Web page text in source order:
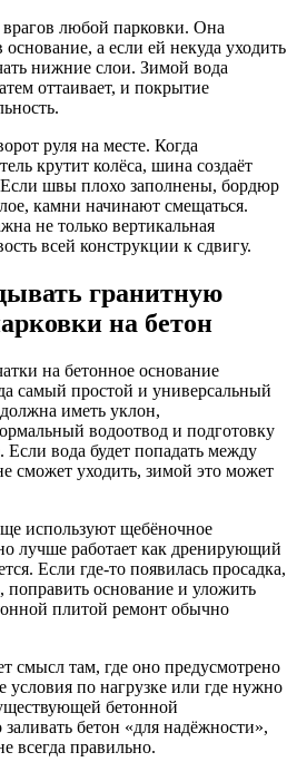
любой парковки. Она
а если ей некуда уходить
нижние слои. Зимой вода
оттаивает, и покрытие
руля на месте. Когда
крутит колёса, шина создаёт
Если швы плохо заполнены, бордюр
камни начинают смещаться.
не только вертикальная
всей конструкции к сдвигу.
гранитную
на бетон
на бетонное основание
самый простой и универсальный
иметь уклон,
водоотвод и подготовку
вода будет попадать между
сможет уходить, зимой это может
используют щебёночное
лучше работает как дренирующий
Если где-то появилась просадка,
поправить основание и уложить
плитой ремонт обычно
смысл там, где оно предусмотрено
условия по нагрузке или где нужно
бетонной
бетон «для надёжности»,
всегда правильно.